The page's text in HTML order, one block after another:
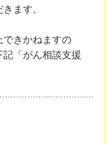
ます。
できかねますの
「がん相談支援